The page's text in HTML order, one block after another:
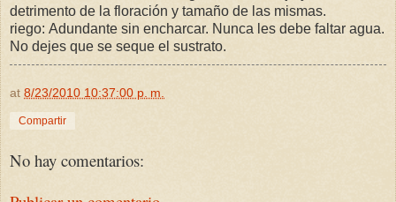
detrimento de la floración y tamaño de las mismas.
riego: Adundante sin encharcar. Nunca les debe faltar agua.
No dejes que se seque el sustrato.
at 8/23/2010 10:37:00 p. m.
Compartir
No hay comentarios: